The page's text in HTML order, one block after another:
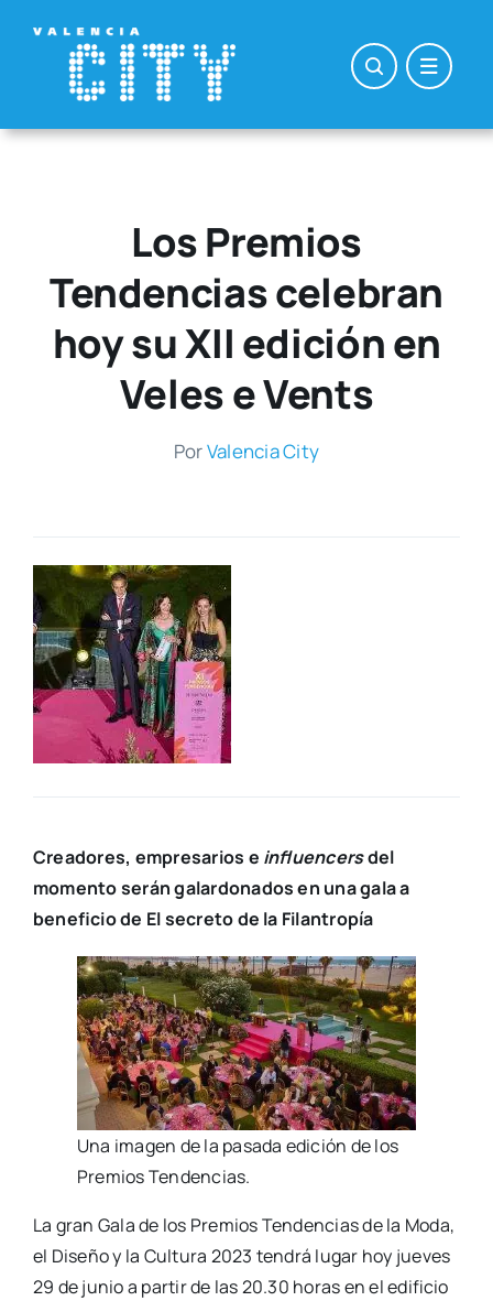
contenido
Los Premios
Tendencias celebran
hoy su XII edición en
Veles e Vents
PorValen­cia City
Crea­do­res, empre­sa­rios e influen­cersdel
momen­to serán galar­do­na­dos en una gala a
bene­fi­cio de El secre­to de la Filan­tro­pía
Una ima­gen de la pasa­da edi­ción de los
Pre­mios Ten­den­cias.
La gran Gala de los Pre­mios Ten­den­cias de la Moda,
el Dise­ño y la Cul­tu­ra 2023 ten­drá lugar hoy jue­ves
29 de junio a par­tir de las 20.30 horas en el edi­fi­cio